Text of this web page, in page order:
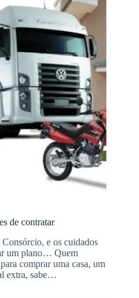
de contratar
e os cuidados
um plano… Quem
comprar uma casa, um
extra, sabe…